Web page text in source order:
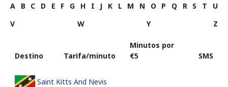
A B C D E F G H I J K L M N O P Q R S T
U
V
W Y Z
Destino Tarifa/minuto
Minutos por
⁦€5⁩
SMS
Saint Kitts And Nevis